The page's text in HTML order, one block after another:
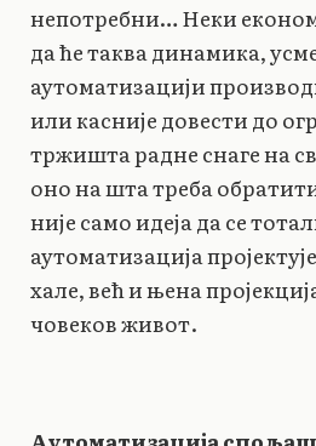
непотребни… Неки
да ће таква динамика,
аутоматизацији
или касније довести до
тржишта радне снаге на
оно на шта треба
није само идеја да се
аутоматизација
хале, већ и њена
човеков живот.